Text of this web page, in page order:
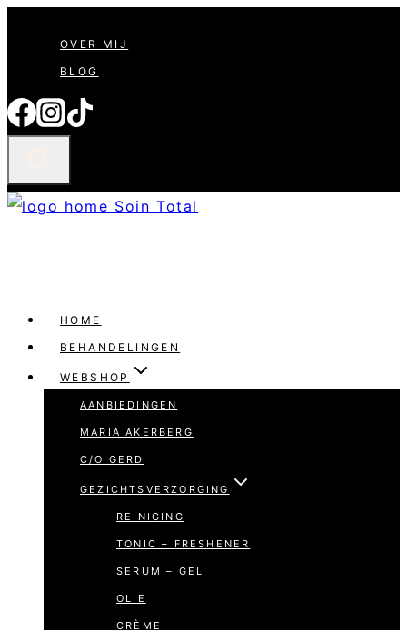
inhoud
OVER MIJ
BLOG
HOME
BEHANDELINGEN
WEBSHOP
AANBIEDINGEN
MARIA AKERBERG
C/O GERD
GEZICHTSVERZORGING
REINIGING
TONIC – FRESHENER
SERUM – GEL
OLIE
CRÈME